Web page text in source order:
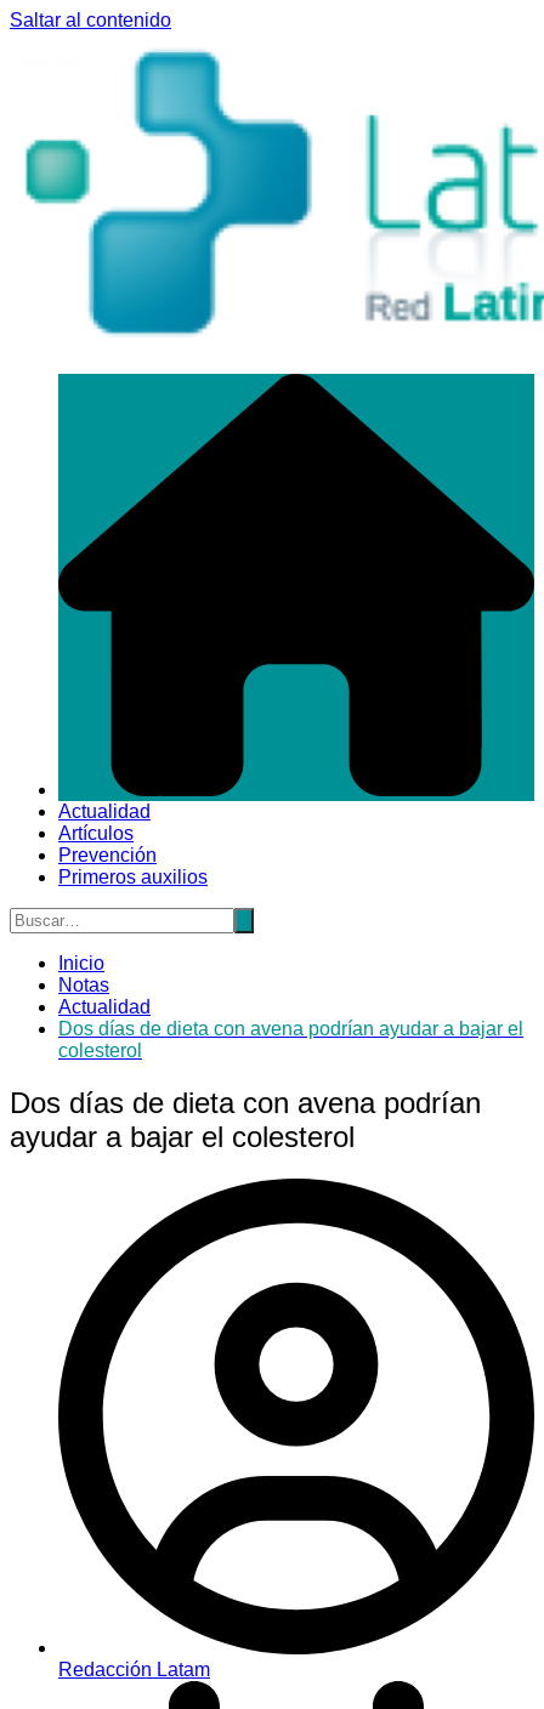
Saltar al contenido
Actualidad
Artículos
Prevención
Primeros auxilios
Inicio
Notas
Actualidad
Dos días de dieta con avena podrían ayudar a bajar el
colesterol
Dos días de dieta con avena podrían
ayudar a bajar el colesterol
Redacción Latam